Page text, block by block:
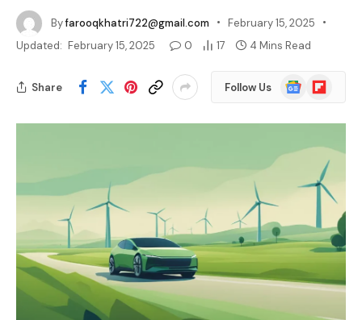
Byfarooqkhatri722@gmail.com
February 15, 2025
Updated: February 15, 2025 0 17 4 Mins Read
Share Follow Us
GoogleFlipboard